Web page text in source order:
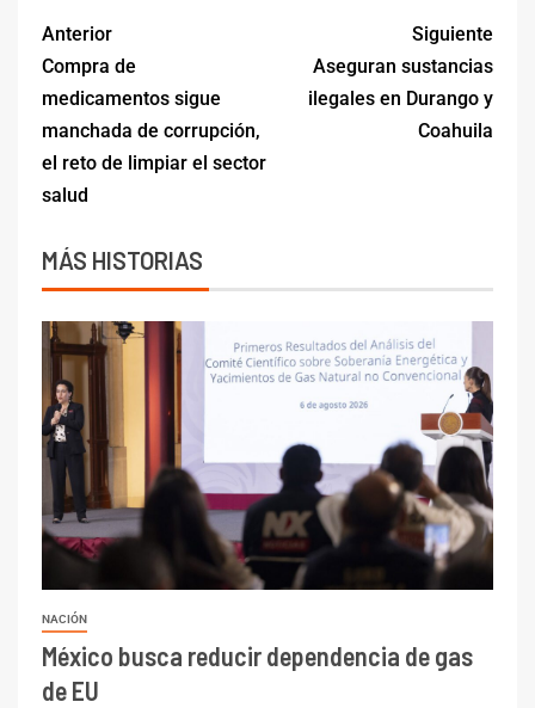
Anterior
Compra de
medicamentos sigue
manchada de corrupción,
el reto de limpiar el sector
salud
Siguiente
Aseguran sustancias
ilegales en Durango y
Coahuila
MÁS HISTORIAS
NACIÓN
México busca reducir dependencia de gas
de EU